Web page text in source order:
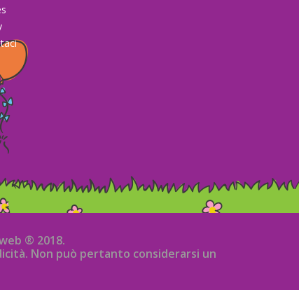
® 2018.
Non può pertanto considerarsi un